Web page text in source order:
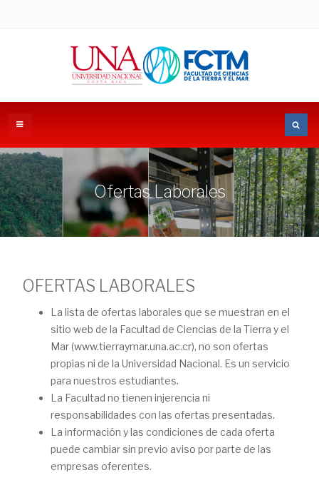
Ofertas Laborales
OFERTAS LABORALES
La lista de ofertas laborales que se muestran en el
sitio web de la Facultad de Ciencias de la Tierra y el
Mar (www.tierraymar.una.ac.cr), no son ofertas
propias ni de la Universidad Nacional. Es un servicio
para nuestros estudiantes.
La Facultad no tienen injerencia ni
responsabilidades con las ofertas presentadas.
La información y las condiciones de cada oferta
puede cambiar sin previo aviso por parte de las
empresas oferentes.